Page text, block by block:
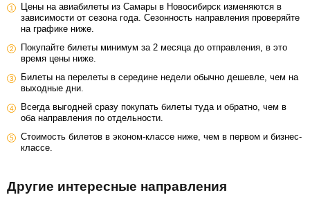
Цены на авиабилеты из Самары в Новосибирск изменяются в
зависимости от сезона года. Сезонность направления проверяйте
на графике ниже.
Покупайте билеты минимум за 2 месяца до отправления, в это
время цены ниже.
Билеты на перелеты в середине недели обычно дешевле, чем на
выходные дни.
Всегда выгодней сразу покупать билеты туда и обратно, чем в
оба направления по отдельности.
Стоимость билетов в эконом-классе ниже, чем в первом и бизнес-
классе.
Другие интересные направления